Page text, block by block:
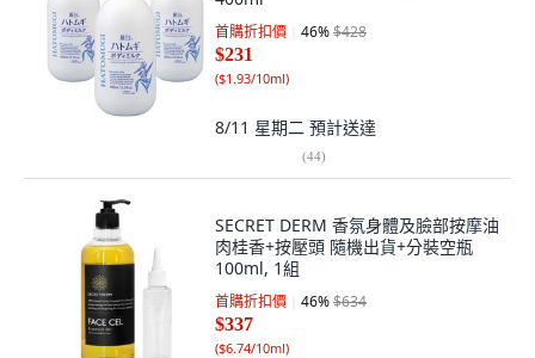
首購折扣價 46%$428
$231
($1.93/10ml)
8/11 星期二 預計送達
(44)
SECRET DERM 香氛身體及臉部按摩油
肉桂香+按壓頭 隨機出貨+分裝空瓶
100ml, 1組
首購折扣價 46%$634
$337
($6.74/10ml)